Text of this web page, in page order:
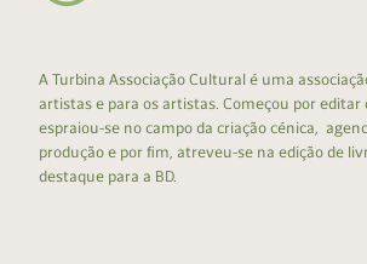
A Turbina Associação Cultural é uma
artistas e para os artistas. Começou por editar
espraiou-se no campo da criação cénica,
produção e por fim, atreveu-se na edição de
destaque para a BD.